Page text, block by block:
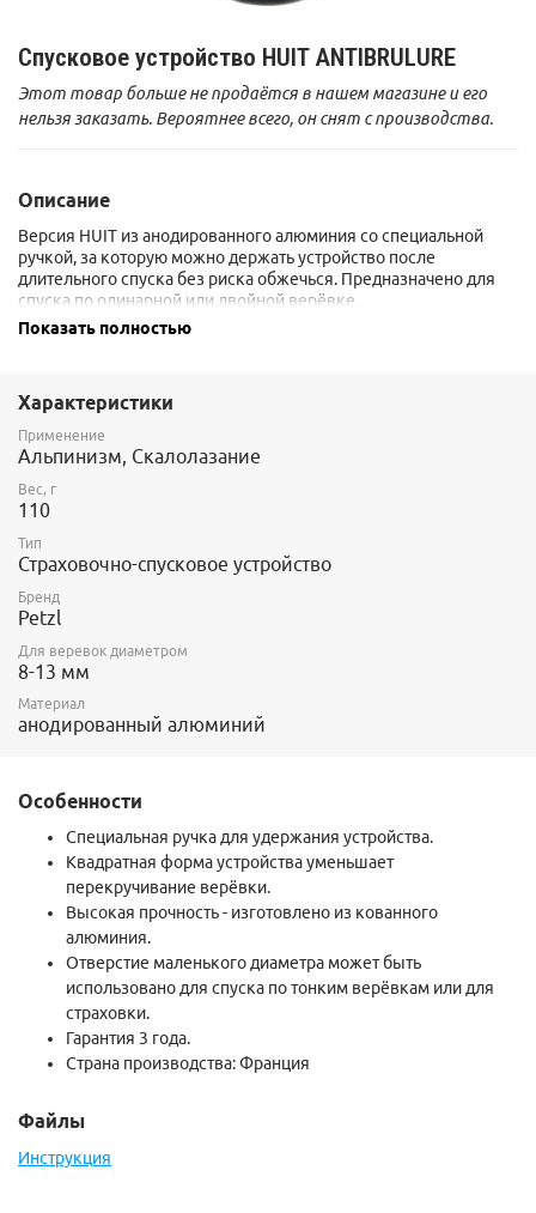
Спусковое устройство HUIT ANTIBRULURE
Этот товар больше не продаётся в нашем магазине и его
нельзя заказать. Вероятнее всего, он снят с производства.
Описание
Версия HUIT из анодированного алюминия со специальной
ручкой, за которую можно держать устройство после
длительного спуска без риска обжечься. Предназначено для
спуска по одинарной или двойной верёвке.
Показать полностью
Характеристики
Применение
Альпинизм, Скалолазание
Вес, г
110
Тип
Страховочно-спусковое устройство
Бренд
Petzl
Для веревок диаметром
8-13 мм
Материал
анодированный алюминий
Особенности
Специальная ручка для удержания устройства.
Квадратная форма устройства уменьшает
перекручивание верёвки.
Высокая прочность - изготовлено из кованного
алюминия.
Отверстие маленького диаметра может быть
использовано для спуска по тонким верёвкам или для
страховки.
Гарантия 3 года.
Страна производства: Франция
Файлы
Инструкция